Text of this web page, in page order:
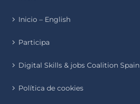
Inicio – English
Participa
Digital Skills & jobs Coalition Spain
Política de cookies